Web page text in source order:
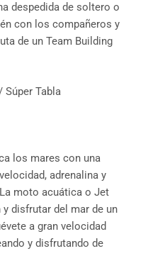
despedida de soltero o
con los compañeros y
de un Team Building
Tabla
los mares con una
adrenalina y
moto acuática o Jet
disfrutar del mar de un
a gran velocidad
y disfrutando de